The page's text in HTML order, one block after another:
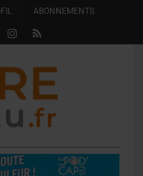
ABONNEMENTS